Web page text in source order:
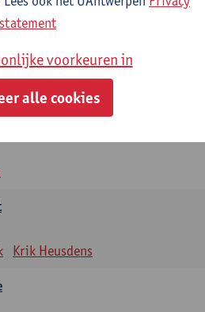
wetenschappen deel 1:
De Schepper
Krik Heusdens
statement
voorkeuren in
alle cookies